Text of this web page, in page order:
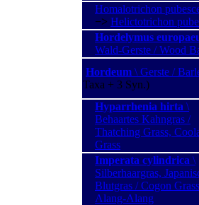
Homalotrichon
−> Helictotrichon
Hordelymus
Wald-Gerste / Wood
Hordeum \ Gerste /
Taxa + 3 Syn.)
Hyparrhenia hirta \
Behaartes Kahngras /
Thatching Grass,
Grass
Imperata cylindrica \
Silberhaargras,
Blutgras / Cogon
Alang-Alang